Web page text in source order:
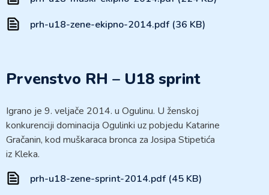
prh-u18-zene-ekipno-2014.pdf (36 KB)
Prvenstvo RH – U18 sprint
Igrano je 9. veljače 2014. u Ogulinu. U ženskoj
konkurenciji dominacija Ogulinki uz pobjedu Katarine
Gračanin, kod muškaraca bronca za Josipa Stipetića
iz Kleka.
prh-u18-zene-sprint-2014.pdf (45 KB)